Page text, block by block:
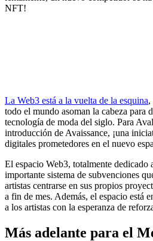
NFT!
La Web3 está a la vuelta de la esquina,
todo el mundo asoman la cabeza para
tecnología de moda del siglo. Para
introducción de Avaissance, ¡una
digitales prometedores en el nuevo
El espacio Web3, totalmente dedicado
importante sistema de subvenciones
artistas centrarse en sus propios
a fin de mes. Además, el espacio está
a los artistas con la esperanza de
Más adelante para el